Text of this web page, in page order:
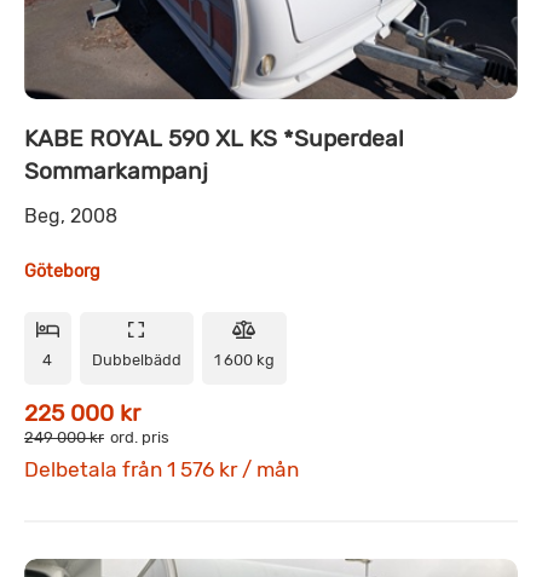
KABE ROYAL 590 XL KS *Superdeal
Sommarkampanj
Beg, 2008
Göteborg
4 Dubbelbädd 1 600 kg
225 000 kr
249 000 kr ord. pris
Delbetala från 1 576 kr / mån